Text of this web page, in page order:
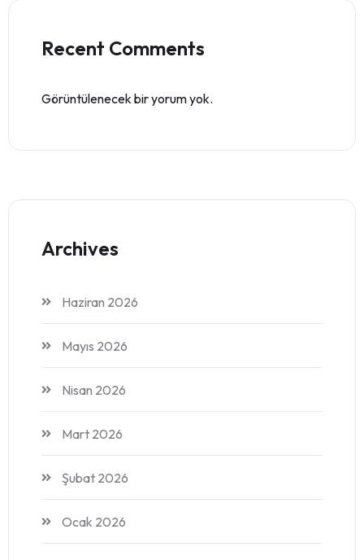
Recent Comments
Görüntülenecek bir yorum yok.
Archives
Haziran 2026
Mayıs 2026
Nisan 2026
Mart 2026
Şubat 2026
Ocak 2026